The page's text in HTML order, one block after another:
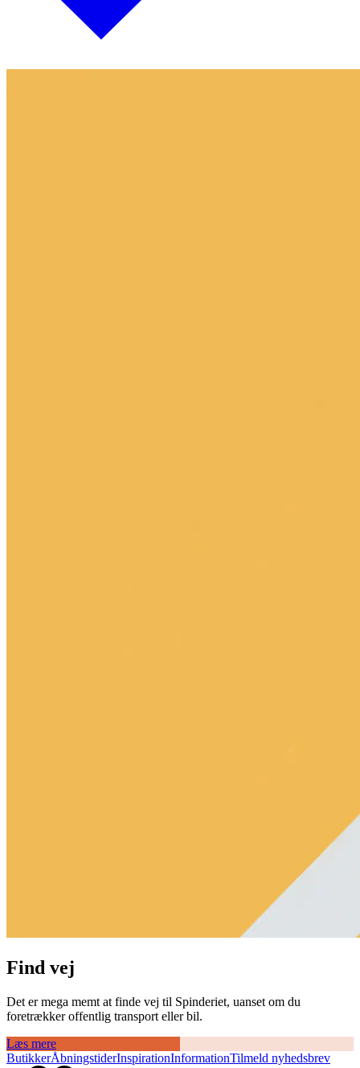
Find vej
Det er mega memt at finde vej til Spinderiet, uanset om du
foretrækker offentlig transport eller bil.
Læs mere
ButikkerÅbningstiderInspirationInformationTilmeld nyhedsbrev